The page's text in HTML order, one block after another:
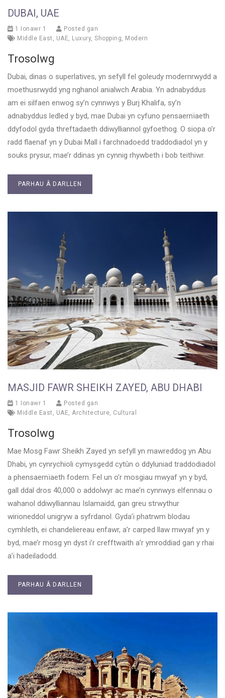
DUBAI, UAE
1 Ionawr 1
Posted gan
Middle East , UAE, Luxury, Shopping, Modern
Trosolwg
Dubai, dinas o superlatives, yn sefyll fel goleudy modernrwydd a
moethusrwydd yng nghanol anialwch Arabia. Yn adnabyddus
am ei silfaen enwog sy’n cynnwys y Burj Khalifa, sy’n
adnabyddus ledled y byd, mae Dubai yn cyfuno pensaernïaeth
ddyfodol gyda threftadaeth ddiwylliannol gyfoethog. O siopa o’r
radd flaenaf yn y Dubai Mall i farchnadoedd traddodiadol yn y
souks prysur, mae’r ddinas yn cynnig rhywbeth i bob teithiwr.
PARHAU Â DARLLEN
MASJID FAWR SHEIKH ZAYED, ABU DHABI
1 Ionawr 1
Posted gan
Middle East , UAE, Architecture, Cultural
Trosolwg
Mae Mosg Fawr Sheikh Zayed yn sefyll yn mawreddog yn Abu
Dhabi, yn cynrychioli cymysgedd cytûn o ddyluniad traddodiadol
a phensaernïaeth fodern. Fel un o’r mosgiau mwyaf yn y byd,
gall ddal dros 40,000 o addolwyr ac mae’n cynnwys elfennau o
wahanol ddiwylliannau Islamaidd, gan greu strwythur
wirioneddol unigryw a syfrdanol. Gyda’i phatrwm blodau
cymhleth, ei chandeliereau enfawr, a’r carped llaw mwyaf yn y
byd, mae’r mosg yn dyst i’r crefftwaith a’r ymroddiad gan y rhai
a’i hadeiladodd.
PARHAU Â DARLLEN